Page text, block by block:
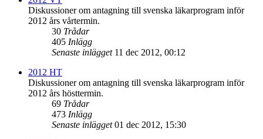
Diskussioner om antagning till svenska läkarprogram inför
2012 års vårtermin.
30 Trådar
405 Inlägg
Senaste inlägget 11 dec 2012, 00:12
2012 HT
Diskussioner om antagning till svenska läkarprogram inför
2012 års hösttermin.
69 Trådar
473 Inlägg
Senaste inlägget 01 dec 2012, 15:30